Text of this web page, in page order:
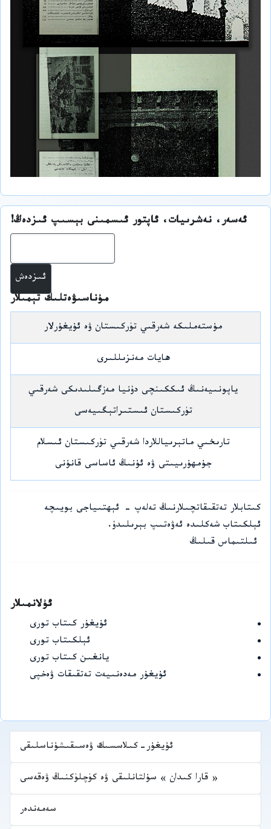
ئەسەر، نەشرىيات، ئاپتور ئىسمىنى بېسىپ ئىزدەڭ!
مۇناسىۋەتلىك تېمىلار
مۇستەملىكە شەرقىي تۈركىستان ۋە ئۇيغۇرلار
ھايات مەنزىللىرى
ياپونىيەنىڭ ئىككىنچى دۇنيا مەزگىلىدىكى شەرقىي
تۈركىستان ئىستىراتېگىيەسى
تارىخىي ماتېرىياللاردا شەرقىي تۈركىستان ئىسلام
جۇمھۇرىيىتى ۋە ئۇنىڭ ئاساسى قانۇنى
كىتابلار تەتقىقاتچىلارنىڭ تەلەپ - ئېھتىياجى بويىچە
ئېلكىتاب شەكلىدە ئەۋەتىپ بېرىلىدۇ.
ئىلتىماس قىلىڭ
ئۇلانمىلار
ئۇيغۇر كىتاب تورى
ئېلكىتاب تورى
يانغىن كىتاب تورى
ئۇيغۇر مەدەنىيەت تەتقىقات ۋەخپى
ئۇيغۇر-كىلاسسىك ۋەسىقىشۇناسلىقى
« قارا كىدان » سۇلتانلىقى ۋە كۈچلۈكنىڭ ۋەقەسى
سەمەندەر